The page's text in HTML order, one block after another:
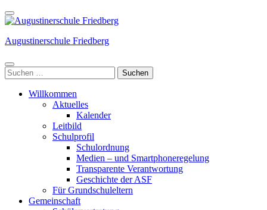
Weiter
zum
(Enter
Augustinerschule Friedberg
Suchen
nach:
Willkommen
Aktuelles
Kalender
Leitbild
Schulprofil
Schulordnung
Medien – und Smartphoneregelung
Transparente Verantwortung
Geschichte der ASF
Für Grundschuleltern
Gemeinschaft